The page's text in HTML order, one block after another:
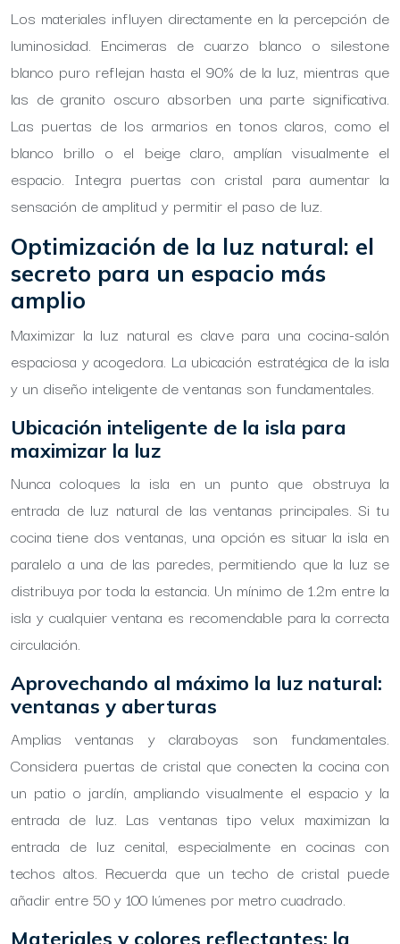
Los materiales influyen directamente en la percepción de
luminosidad. Encimeras de cuarzo blanco o silestone
blanco puro reflejan hasta el 90% de la luz, mientras que
las de granito oscuro absorben una parte significativa.
Las puertas de los armarios en tonos claros, como el
blanco brillo o el beige claro, amplían visualmente el
espacio. Integra puertas con cristal para aumentar la
sensación de amplitud y permitir el paso de luz.
Optimización de la luz natural: el
secreto para un espacio más
amplio
Maximizar la luz natural es clave para una cocina-salón
espaciosa y acogedora. La ubicación estratégica de la isla
y un diseño inteligente de ventanas son fundamentales.
Ubicación inteligente de la isla para
maximizar la luz
Nunca coloques la isla en un punto que obstruya la
entrada de luz natural de las ventanas principales. Si tu
cocina tiene dos ventanas, una opción es situar la isla en
paralelo a una de las paredes, permitiendo que la luz se
distribuya por toda la estancia. Un mínimo de 1.2m entre la
isla y cualquier ventana es recomendable para la correcta
circulación.
Aprovechando al máximo la luz natural:
ventanas y aberturas
Amplias ventanas y claraboyas son fundamentales.
Considera puertas de cristal que conecten la cocina con
un patio o jardín, ampliando visualmente el espacio y la
entrada de luz. Las ventanas tipo velux maximizan la
entrada de luz cenital, especialmente en cocinas con
techos altos. Recuerda que un techo de cristal puede
añadir entre 50 y 100 lúmenes por metro cuadrado.
Materiales y colores reflectantes: la